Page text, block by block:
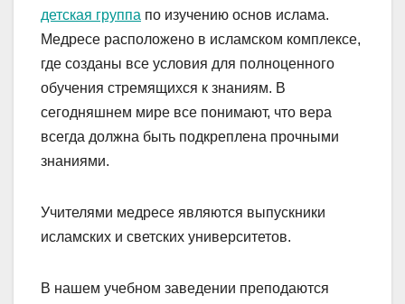
детская группа по изучению основ ислама.
Медресе расположено в исламском комплексе,
где созданы все условия для полноценного
обучения стремящихся к знаниям. В
сегодняшнем мире все понимают, что вера
всегда должна быть подкреплена прочными
знаниями.
Учителями медресе являются выпускники
исламских и светских университетов.
В нашем учебном заведении преподаются